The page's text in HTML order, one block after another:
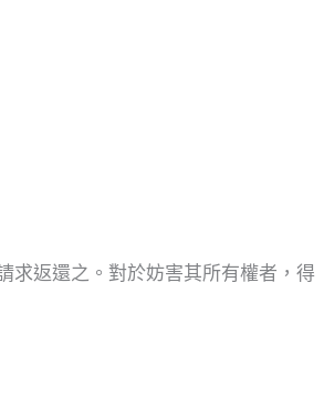
求返還之。對於妨害其所有權者，得